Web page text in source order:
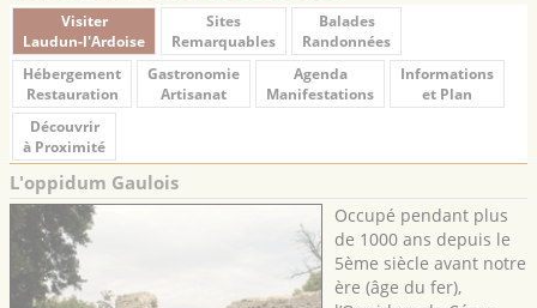
Visiter
Laudun-l'Ardoise
Sites
Remarquables
Balades
Randonnées
Hébergement
Restauration
Gastronomie
Artisanat
Agenda
Manifestations
Informations
et Plan
Découvrir
à Proximité
L'oppidum Gaulois
Occupé pendant plus
de 1000 ans depuis le
5ème siècle avant notre
ère (âge du fer),